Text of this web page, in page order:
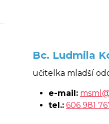
Bc. Ludmila
učitelka mladší
e-mail:
tel.: 606 981